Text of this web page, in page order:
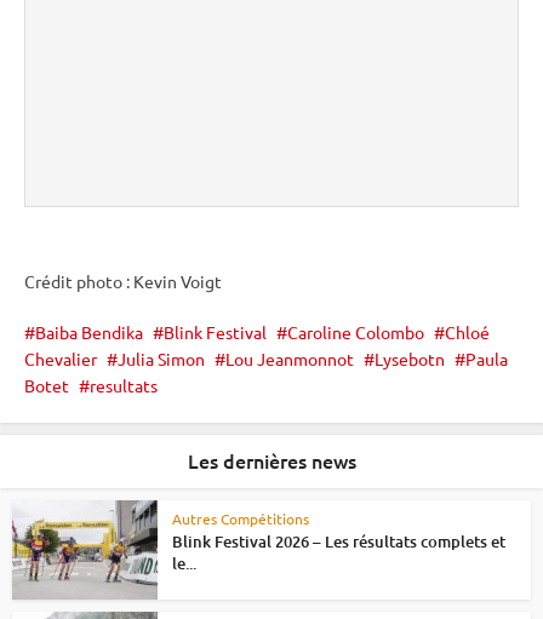
Crédit photo : Kevin Voigt
Baiba Bendika Blink Festival Caroline Colombo
Chloé
Chevalier
Julia Simon Lou Jeanmonnot Lysebotn
Paula
Botet
resultats
Les dernières news
Autres Compétitions
Blink Festival 2026 – Les résultats complets et
le...